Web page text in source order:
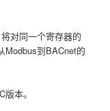
对同一个寄存器的
Modbus到BACnet的
本。